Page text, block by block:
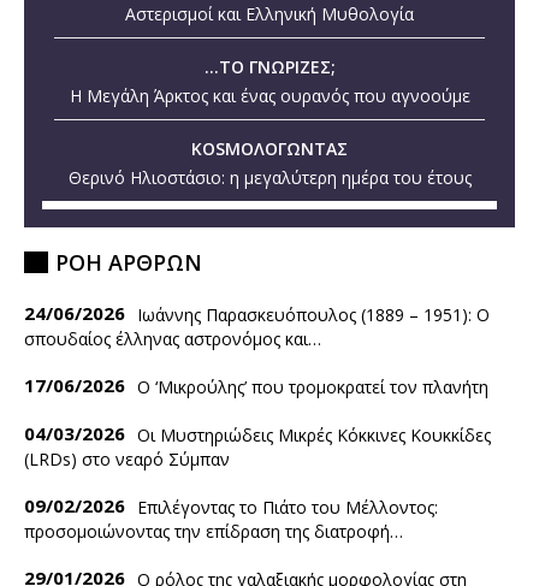
Αστερισμοί και Ελληνική Μυθολογία
...ΤΟ ΓΝΩΡΙΖΕΣ;
Η Μεγάλη Άρκτος και ένας ουρανός που αγνοούμε
KOSMOΛΟΓΩΝΤΑΣ
Θερινό Ηλιοστάσιο: η μεγαλύτερη ημέρα του έτους
ΡΟΗ ΑΡΘΡΩΝ
24/06/2026 Ιωάννης Παρασκευόπουλος (1889 – 1951): O
σπουδαίος έλληνας αστρονόμος και…
17/06/2026 Ο ‘Mικρούλης’ που τρομοκρατεί τον πλανήτη
04/03/2026 Οι Μυστηριώδεις Μικρές Κόκκινες Κουκκίδες
(LRDs) στο νεαρό Σύμπαν
09/02/2026 Επιλέγοντας το Πιάτο του Μέλλοντος:
προσομοιώνοντας την επίδραση της διατροφή…
29/01/2026 Ο ρόλος της γαλαξιακής μορφολογίας στη